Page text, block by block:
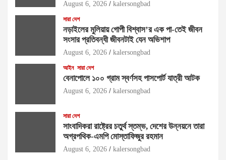
August 6, 2026 kalersongbad
সারা দেশ
নড়াইলের মুলিয়ায় গোপী বিশ্বাস’র এক পা-তেই জীবন
সংসার প্রতিবন্ধী জীবনটাই যেন অভিশাপ
August 6, 2026 kalersongbad
আইন সারা দেশ
বেনাপোলে ১০০ গ্রাম স্বর্ণসহ পাসপোর্ট যাত্রী আটক
August 6, 2026 kalersongbad
সারা দেশ
সাংবাদিকরা রাষ্ট্রের চতুর্থ স্তম্ভ, দেশের উন্নয়নে তারা
অগ্রপথিক-এমপি মোস্তাফিজুর রহমান
August 6, 2026 kalersongbad